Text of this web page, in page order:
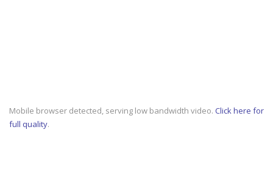
Mobile browser detected, serving low bandwidth video. Click here for
full quality.